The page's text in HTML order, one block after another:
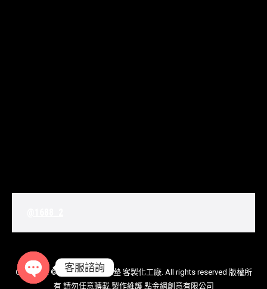
Copyright © 2020Jo Baby床墊 客製化工廠. All rights reserved 版權所
有 請勿任意轉載.製作維護 點金網創意有限公司
客服諮詢